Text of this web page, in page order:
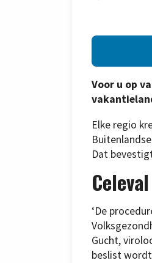
Voor u op
Elke regio
Dat
Celeval
‘De
Gucht,
beslist